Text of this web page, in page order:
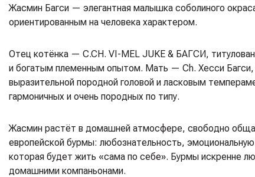
Жасмин Багси — элегантная малышка соболиного
ориентированным на человека характером.
Отец котёнка — C.CH. VI-MEL JUKE & БАГСИ,
и богатым племенным опытом. Мать — Ch. Хесси
выразительной породной головой и ласковым
гармоничных и очень породных по типу.
Жасмин растёт в домашней атмосфере, свободно
европейской бурмы: любознательность,
которая будет жить «сама по себе». Бурмы искренне
домашними компаньонами.